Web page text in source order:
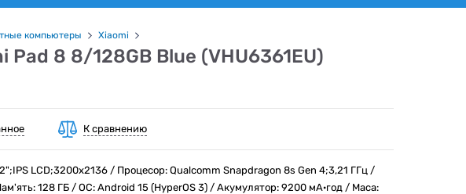
компьютеры Xiaomi
8 8/128GB Blue (VHU6361EU)
К сравнению
LCD;3200x2136 / Процесор: Qualcomm Snapdragon 8s Gen 4;3,21 ГГц /
128 ГБ / ОС: Android 15 (HyperOS 3) / Акумулятор: 9200 мА·год / Маса: